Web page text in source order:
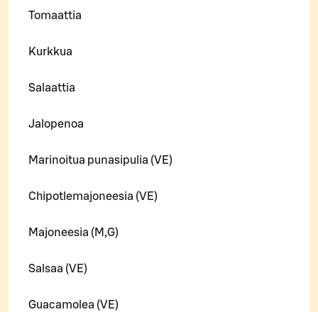
Tomaattia
Kurkkua
Salaattia
Jalopenoa
Marinoitua punasipulia (VE)
Chipotlemajoneesia (VE)
Majoneesia (M,G)
Salsaa (VE)
Guacamolea (VE)